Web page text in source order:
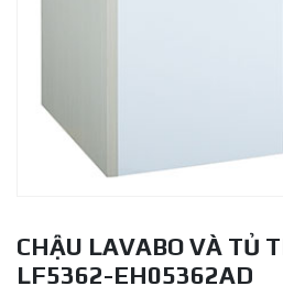
CHẬU LAVABO VÀ TỦ
LF5362-EH05362AD